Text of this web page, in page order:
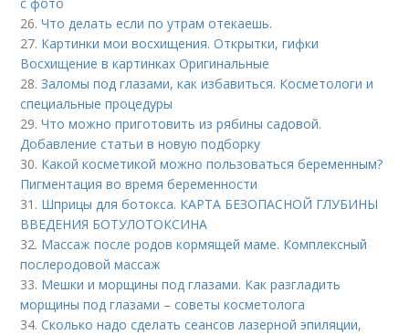
26.Что делать если по утрам отекаешь.
27. Картинки мои восхищения. Открытки, гифки
Восхищение в картинках Оригинальные
28.Заломы под глазами, как избавиться. Косметологи и
специальные процедуры
29.Что можно приготовить из рябины садовой.
Добавление статьи в новую подборку
30. Какой косметикой можно пользоваться беременным?
Пигментация во время беременности
31. Шприцы для ботокса. КАРТА БЕЗОПАСНОЙ ГЛУБИНЫ
ВВЕДЕНИЯ БОТУЛОТОКСИНА
32. Массаж после родов кормящей маме. Комплексный
послеродовой массаж
33. Мешки и морщины под глазами. Как разгладить
морщины под глазами – советы косметолога
34.Сколько надо сделать сеансов лазерной эпиляции,